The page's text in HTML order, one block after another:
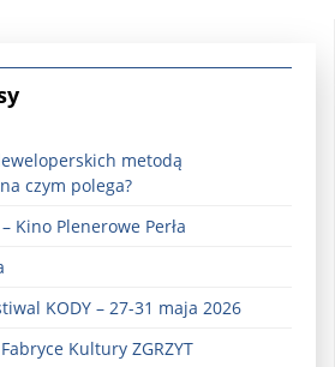
metodą
czym polega?
Kino Plenerowe Perła
KODY – 27-31 maja 2026
Kultury ZGRZYT